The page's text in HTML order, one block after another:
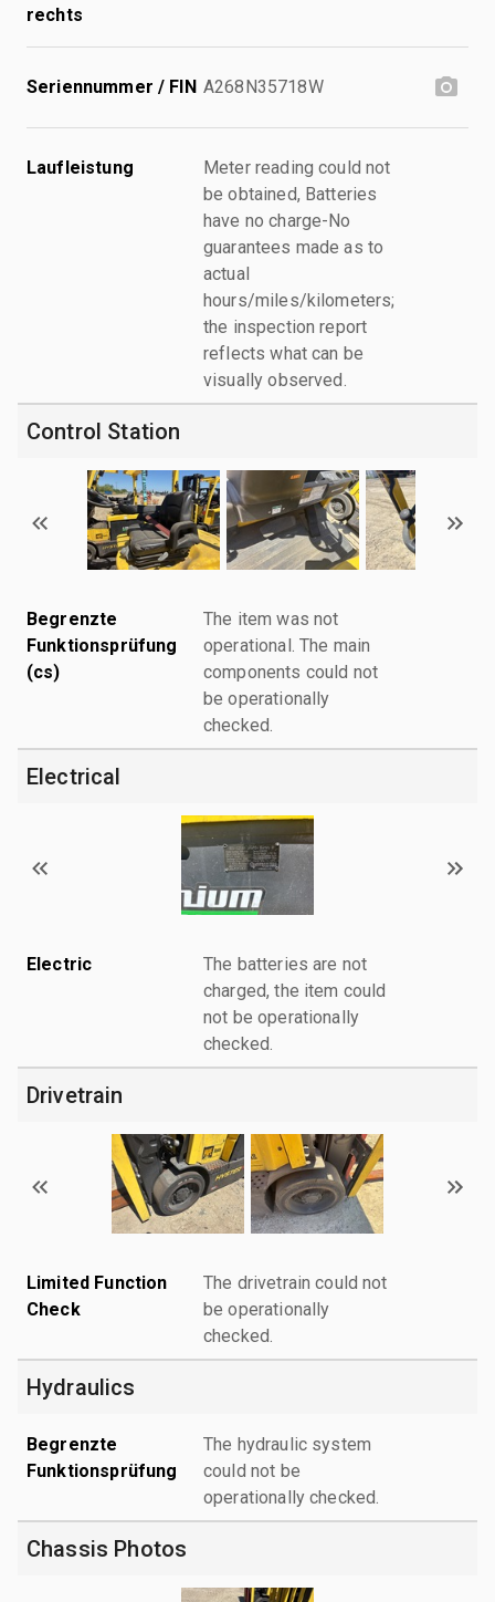
rechts
Seriennummer / FIN A268N35718W
Laufleistung
Meter reading could not
be obtained, Batteries
have no charge-No
guarantees made as to
actual
hours/miles/kilometers;
the inspection report
reflects what can be
visually observed.
Control Station
Begrenzte
Funktionsprüfung
(cs)
The item was not
operational. The main
components could not
be operationally
checked.
Electrical
Electric
The batteries are not
charged, the item could
not be operationally
checked.
Drivetrain
Limited Function
Check
The drivetrain could not
be operationally
checked.
Hydraulics
Begrenzte
Funktionsprüfung
The hydraulic system
could not be
operationally checked.
Chassis Photos